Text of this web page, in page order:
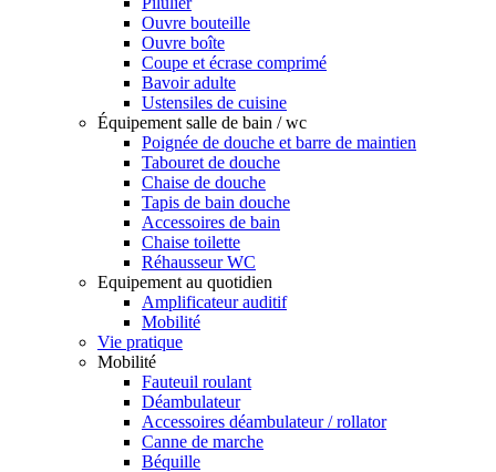
Ouvre bouteille
Ouvre boîte
Coupe et écrase comprimé
Bavoir adulte
Ustensiles de cuisine
Équipement salle de bain / wc
Poignée de douche et barre de maintien
Tabouret de douche
Chaise de douche
Tapis de bain douche
Accessoires de bain
Chaise toilette
Réhausseur WC
Equipement au quotidien
Amplificateur auditif
Mobilité
Vie pratique
Mobilité
Fauteuil roulant
Déambulateur
Accessoires déambulateur / rollator
Canne de marche
Béquille